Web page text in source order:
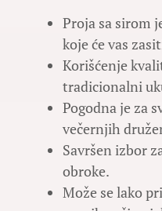
Proja sa sirom
koje će vas
Korišćenje
tradicionalni
Pogodna je za
večernjih
Savršen izbor
obroke.
Može se lako